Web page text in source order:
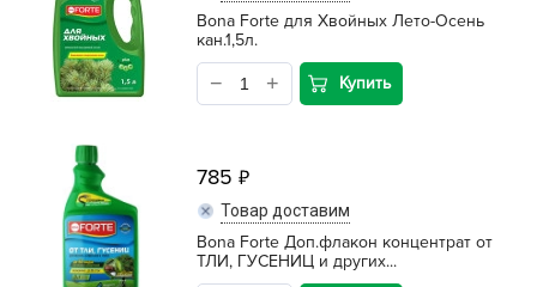
Удобрения
Хозяйственные товары
Bona Forte для Хвойных Лето-Осень
кан.1,5л.
Купить
785
Товар доставим
Bona Forte Доп.флакон концентрат от
ТЛИ, ГУСЕНИЦ и других...